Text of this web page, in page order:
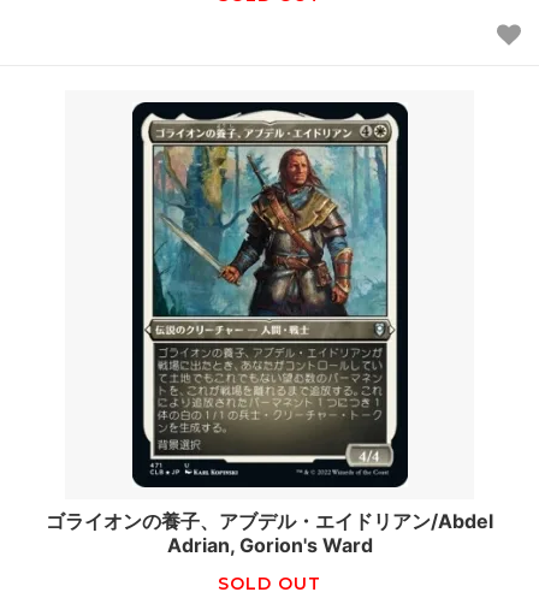
ゴライオンの養子、アブデル・エイドリアン/Abdel
Adrian, Gorion's Ward
SOLD OUT